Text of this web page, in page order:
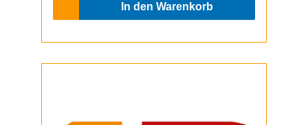
In den Warenkorb